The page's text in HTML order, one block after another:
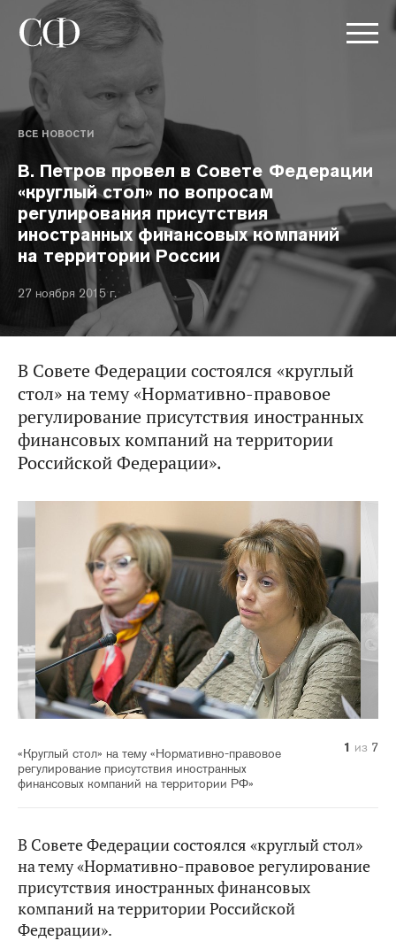
ВСЕ НОВОСТИ
В. Петров провел в Совете Федерации
«круглый стол» по вопросам
регулирования присутствия
иностранных финансовых компаний
на территории России
27 ноября 2015 г.
В Совете Федерации состоялся «круглый
стол» на тему «Нормативно-правовое
регулирование присутствия иностранных
финансовых компаний на территории
Российской Федерации».
«Круглый стол» на тему «Нормативно-правовое
регулирование присутствия иностранных
финансовых компаний на территории РФ»
1 из 7
2 из 7
3 из 7
4 из 7
5 из 7
6 из 7
7 из 7
В Совете Федерации состоялся «круглый стол»
на тему «Нормативно-правовое регулирование
присутствия иностранных финансовых
компаний на территории Российской
Федерации».